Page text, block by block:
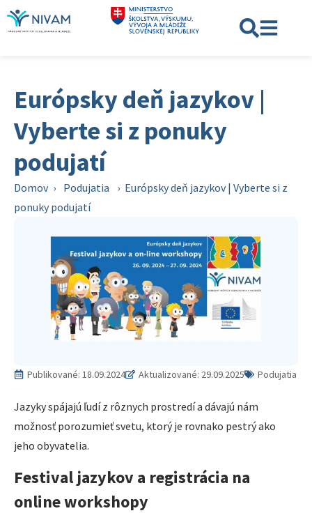
Európsky deň jazykov |
Vyberte si z ponuky
podujatí
Domov › Podujatia › Európsky deň jazykov | Vyberte si z
ponuky podujatí
Publikované: 18.09.2024 Aktualizované: 29.09.2025 Podujatia
Jazyky spájajú ľudí z rôznych prostredí a dávajú nám
možnosť porozumieť svetu, ktorý je rovnako pestrý ako
jeho obyvatelia.
Festival jazykov a registrácia na
online workshopy